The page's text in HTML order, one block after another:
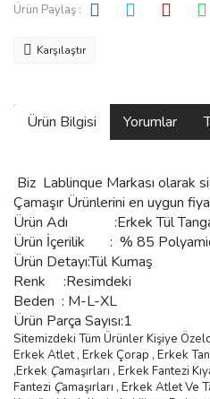
Ürün Paylaş :
Karşılaştır
Ürün Bilgisi Yorumlar
Biz Lablinque Markası olarak
Çamaşır Ürünlerini en uygun
Ürün Adı :Erkek Tül
Ürün İçerilik : % 85
Ürün Detayı:Tül Kumaş
Renk :Resimdeki
Beden : M-L-XL
Ürün Parça Sayısı:1
Sitemizdeki Tüm Ürünler Kişiye
Erkek Atlet , Erkek Çorap , Erkek
,Erkek Çamaşırları , Erkek Fantezi Kı
Fantezi Çamaşırları , Erkek Atlet Ve